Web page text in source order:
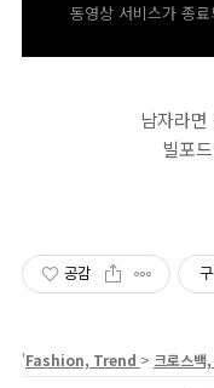
동영상 서비스가 종
남자라
빌포
공감
'Fashion, Trend > 크로스백